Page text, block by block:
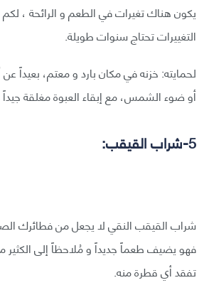
يكون هناك تغيرات في الطعم و الرائحة ،
التغييرات تحتاج سنوات طويلة.
لحمايته: خزنه في مكان بارد و معتم، بعيداً
أو ضوء الشمس، مع إبقاء العبوة مغلقة
5-شراب القيقب:
شراب القيقب النقي لا يجعل من فطائرك
فهو يضيف طعماً جديداً و مُلاحظاً إلى الكثير
تفقد أي قطرة منه.